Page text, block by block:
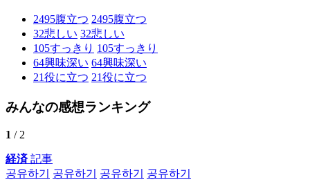
2495腹立つ 2495腹立つ
32悲しい 32悲しい
105すっきり 105すっきり
64興味深い 64興味深い
21役に立つ 21役に立つ
みんなの感想ランキング
1 / 2
経済記事
공유하기
공유하기 공유하기 공유하기